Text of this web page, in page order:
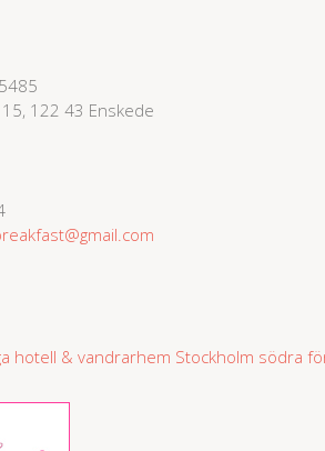
122 43 Enskede
hotell & vandrarhem Stockholm södra